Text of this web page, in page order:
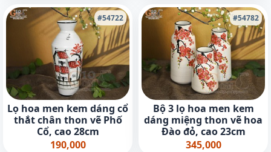
#54722
Lọ hoa men kem dáng cổ
thắt chân thon vẽ Phố
Cổ, cao 28cm
190,000
#54782
Bộ 3 lọ hoa men kem
dáng miệng thon vẽ hoa
Đào đỏ, cao 23cm
345,000